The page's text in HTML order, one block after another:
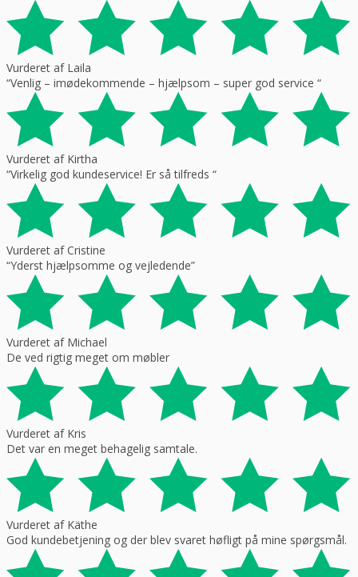
Vurderet af Laila
“Venlig – imødekommende – hjælpsom – super god service “
Vurderet af Kirtha
“Virkelig god kundeservice! Er så tilfreds “
Vurderet af Cristine
“Yderst hjælpsomme og vejledende”
Vurderet af Michael
De ved rigtig meget om møbler
Vurderet af Kris
Det var en meget behagelig samtale.
Vurderet af Käthe
God kundebetjening og der blev svaret høfligt på mine spørgsmål.